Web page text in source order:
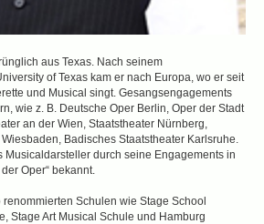
aus Texas. Nach seinem
of Texas kam er nach Europa, wo er seit
und Musical singt. Gesangsengagements
wie z. B. Deutsche Oper Berlin, Oper der Stadt
an der Wien, Staatstheater Nürnberg,
Badisches Staatstheater Karlsruhe.
Musicaldarsteller durch seine Engagements in
Oper“ bekannt.
Schulen wie Stage School
Stage Art Musical Schule und Hamburg